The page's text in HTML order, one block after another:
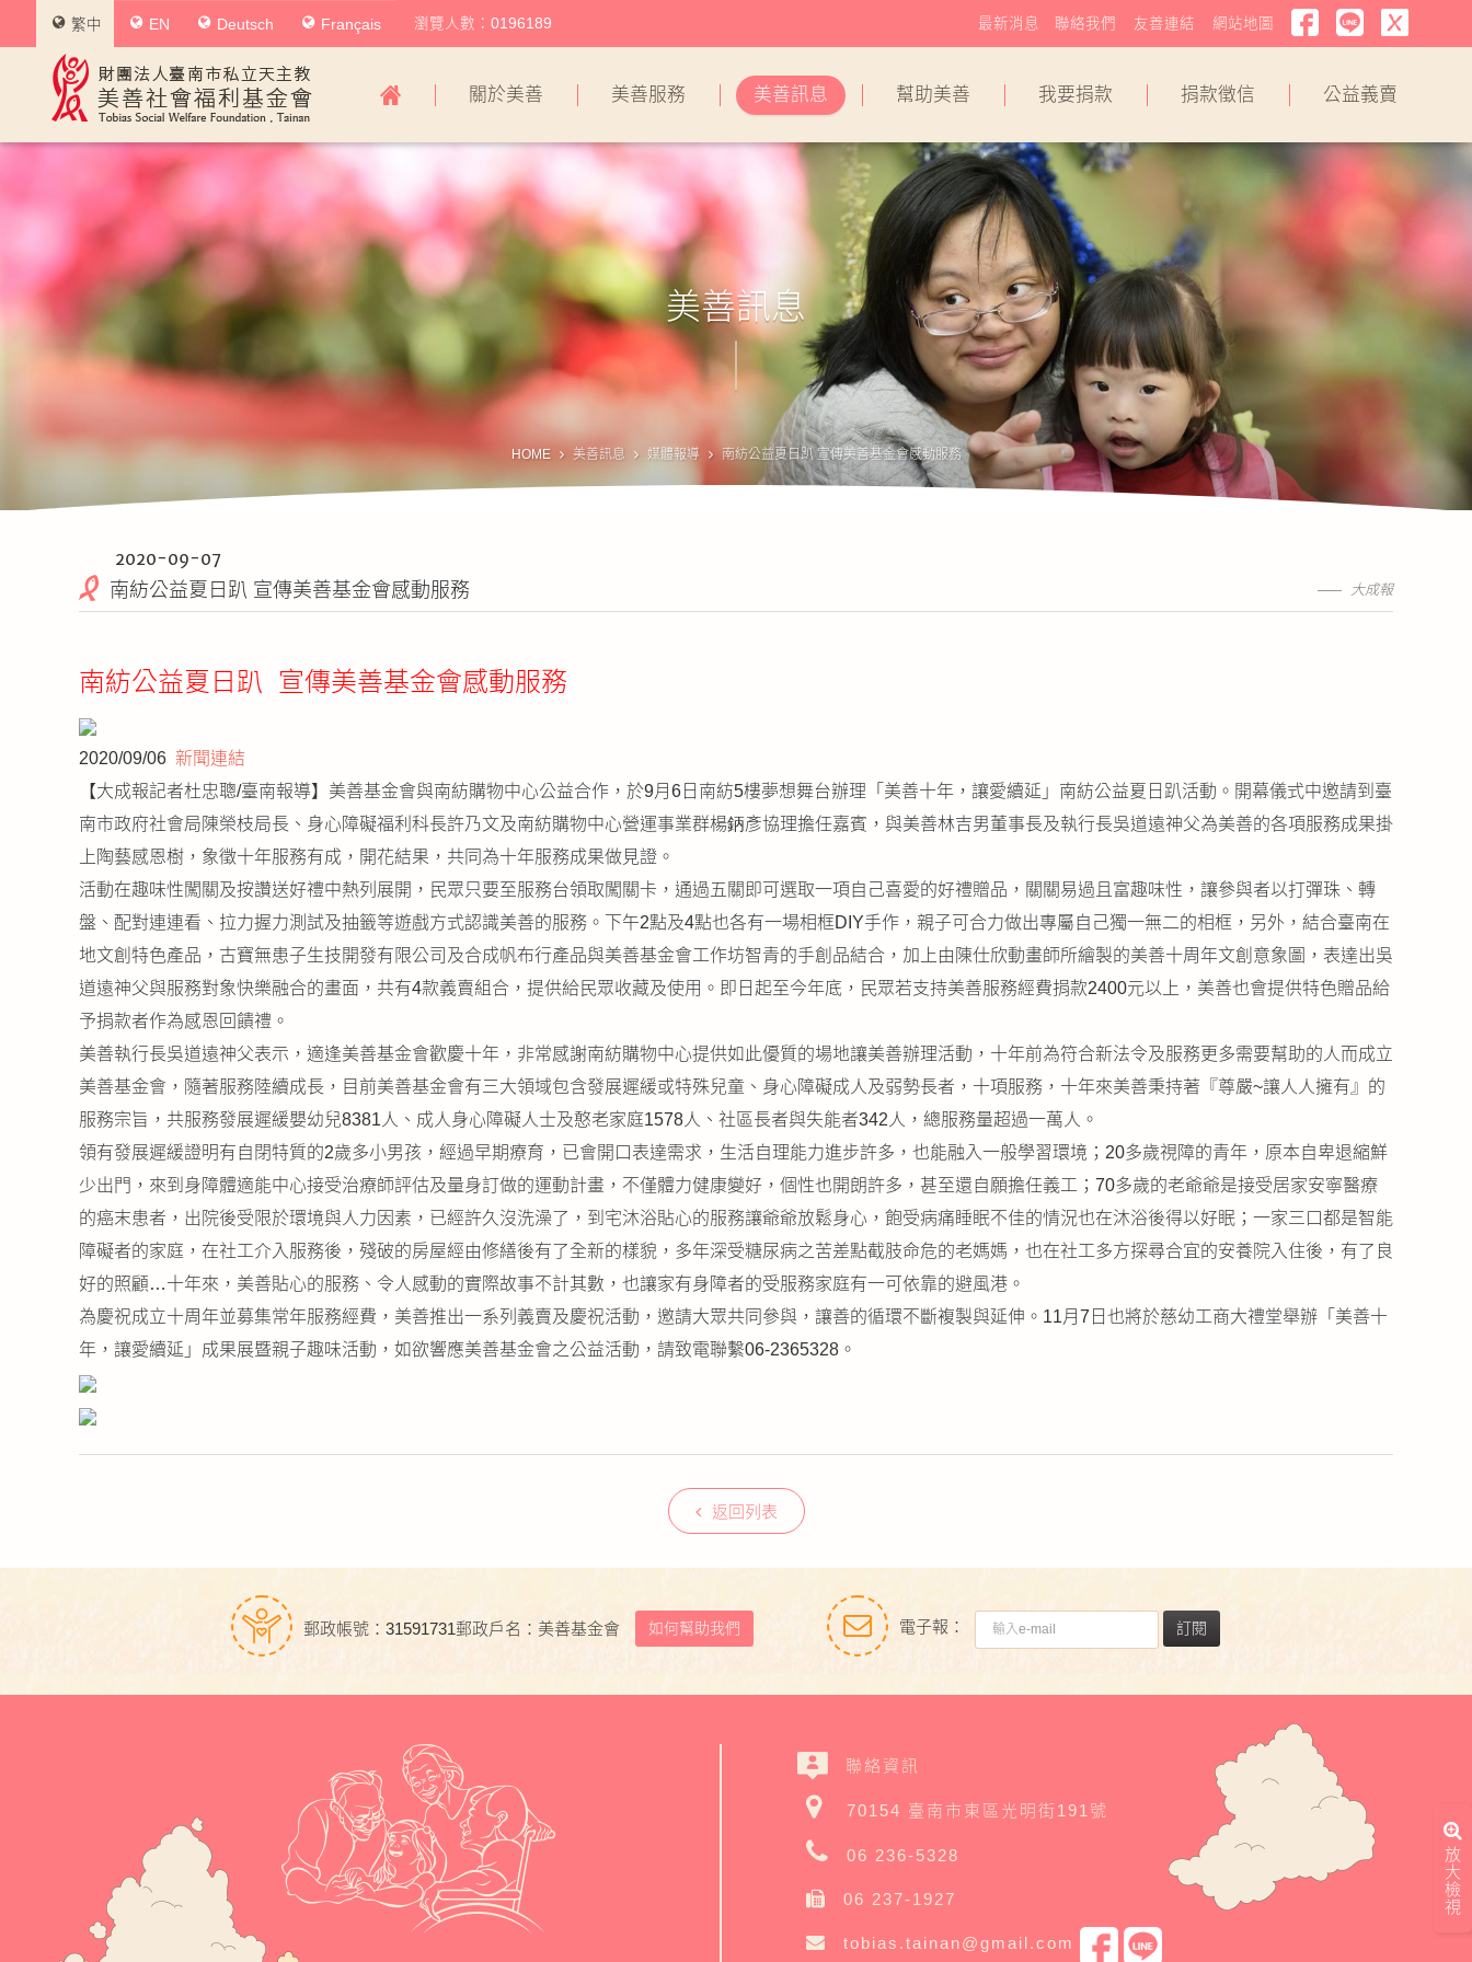
社
會
福
利
金
會
導
覽
關於美善 美善服務 美善訊息 幫助美善 我要捐款 捐款徵信 公益義賣
繁中 EN Deutsch Français 瀏覽人數：0196189 最新消息 聯絡我們 友善連結 網站地圖
美善訊息
HOME 美善訊息 媒體報導 南紡公益夏日趴 宣傳美善基金會感動服務
放
大
檢
視
大成報
2020-09-07
南紡公益夏日趴 宣傳美善基金會感動服務
南紡公益夏日趴 宣傳美善基金會感動服務
2020/09/06 新聞連結
【大成報記者杜忠聰/臺南報導】美善基金會與南紡購物中心公益合作，於9月6日南紡5樓夢想舞台辦理「美善十年，讓愛續延」南紡公益夏日趴活動。開幕儀式中邀請到臺
南市政府社會局陳榮枝局長、身心障礙福利科長許乃文及南紡購物中心營運事業群楊鈵彥協理擔任嘉賓，與美善林吉男董事長及執行長吳道遠神父為美善的各項服務成果掛
上陶藝感恩樹，象徵十年服務有成，開花結果，共同為十年服務成果做見證。
活動在趣味性闖關及按讚送好禮中熱列展開，民眾只要至服務台領取闖關卡，通過五關即可選取一項自己喜愛的好禮贈品，關關易過且富趣味性，讓參與者以打彈珠、轉
盤、配對連連看、拉力握力測試及抽籤等遊戲方式認識美善的服務。下午2點及4點也各有一場相框DIY手作，親子可合力做出專屬自己獨一無二的相框，另外，結合臺南在
地文創特色產品，古寶無患子生技開發有限公司及合成帆布行產品與美善基金會工作坊智青的手創品結合，加上由陳仕欣動畫師所繪製的美善十周年文創意象圖，表達出吳
道遠神父與服務對象快樂融合的畫面，共有4款義賣組合，提供給民眾收藏及使用。即日起至今年底，民眾若支持美善服務經費捐款2400元以上，美善也會提供特色贈品給
予捐款者作為感恩回饋禮。
美善執行長吳道遠神父表示，適逢美善基金會歡慶十年，非常感謝南紡購物中心提供如此優質的場地讓美善辦理活動，十年前為符合新法令及服務更多需要幫助的人而成立
美善基金會，隨著服務陸續成長，目前美善基金會有三大領域包含發展遲緩或特殊兒童、身心障礙成人及弱勢長者，十項服務，十年來美善秉持著『尊嚴~讓人人擁有』的
服務宗旨，共服務發展遲緩嬰幼兒8381人、成人身心障礙人士及憨老家庭1578人、社區長者與失能者342人，總服務量超過一萬人。
領有發展遲緩證明有自閉特質的2歲多小男孩，經過早期療育，已會開口表達需求，生活自理能力進步許多，也能融入一般學習環境；20多歲視障的青年，原本自卑退縮鮮
少出門，來到身障體適能中心接受治療師評估及量身訂做的運動計畫，不僅體力健康變好，個性也開朗許多，甚至還自願擔任義工；70多歲的老爺爺是接受居家安寧醫療
的癌末患者，出院後受限於環境與人力因素，已經許久沒洗澡了，到宅沐浴貼心的服務讓爺爺放鬆身心，飽受病痛睡眠不佳的情況也在沐浴後得以好眠；一家三口都是智能
障礙者的家庭，在社工介入服務後，殘破的房屋經由修繕後有了全新的樣貌，多年深受糖尿病之苦差點截肢命危的老媽媽，也在社工多方探尋合宜的安養院入住後，有了良
好的照顧…十年來，美善貼心的服務、令人感動的實際故事不計其數，也讓家有身障者的受服務家庭有一可依靠的避風港。
為慶祝成立十周年並募集常年服務經費，美善推出一系列義賣及慶祝活動，邀請大眾共同參與，讓善的循環不斷複製與延伸。11月7日也將於慈幼工商大禮堂舉辦「美善十
年，讓愛續延」成果展暨親子趣味活動，如欲響應美善基金會之公益活動，請致電聯繫06-2365328。
返回列表
郵政帳號：31591731郵政戶名：美善基金會 如何幫助我們 電子報： 訂閱
聯絡資訊
70154 臺南市東區光明街191號
06 236-5328
06 237-1927
tobias.tainan@gmail.com